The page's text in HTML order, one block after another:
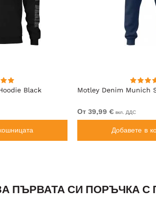
Black Motley Denim Munich
От 39,99 € вкл. ДДС
Добавете в
ПЪРВАТА СИ ПОРЪЧКА